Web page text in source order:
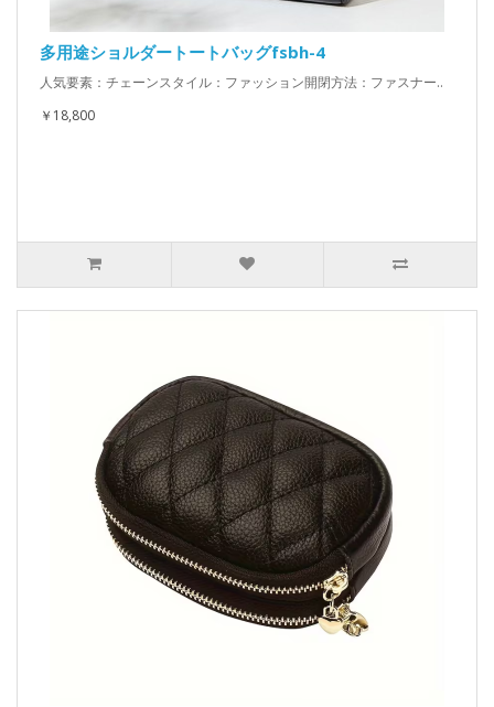
多用途ショルダートートバッグfsbh-4
人気要素：チェーンスタイル：ファッション開閉方法：ファスナー..
￥18,800